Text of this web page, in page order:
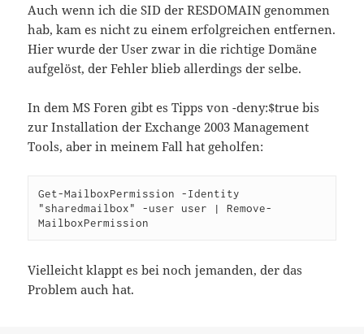
Auch wenn ich die SID der RESDOMAIN genommen
hab, kam es nicht zu einem erfolgreichen entfernen.
Hier wurde der User zwar in die richtige Domäne
aufgelöst, der Fehler blieb allerdings der selbe.
In dem MS Foren gibt es Tipps von -deny:$true bis
zur Installation der Exchange 2003 Management
Tools, aber in meinem Fall hat geholfen:
Get-MailboxPermission -Identity
"sharedmailbox" -user user | Remove-
MailboxPermission
Vielleicht klappt es bei noch jemanden, der das
Problem auch hat.